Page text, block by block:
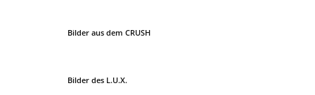
Bilder aus dem CRUSH
Bilder des L.U.X.